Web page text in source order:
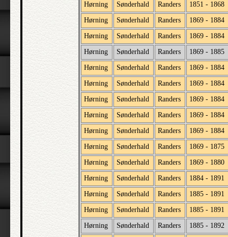
Hørning Sønderhald Randers 1851 - 1868
Hørning Sønderhald Randers 1869 - 1884
Hørning Sønderhald Randers 1869 - 1884
Hørning Sønderhald Randers 1869 - 1885
Hørning Sønderhald Randers 1869 - 1884
Hørning Sønderhald Randers 1869 - 1884
Hørning Sønderhald Randers 1869 - 1884
Hørning Sønderhald Randers 1869 - 1884
Hørning Sønderhald Randers 1869 - 1884
Hørning Sønderhald Randers 1869 - 1875
Hørning Sønderhald Randers 1869 - 1880
Hørning Sønderhald Randers 1884 - 1891
Hørning Sønderhald Randers 1885 - 1891
Hørning Sønderhald Randers 1885 - 1891
Hørning Sønderhald Randers 1885 - 1892